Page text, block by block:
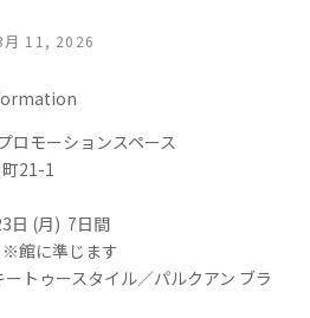
月 11, 2026
ロモーションスペース
21-1
日 (月) 7日間
※館に準じます
トゥースタイル／パルクアン ブラ